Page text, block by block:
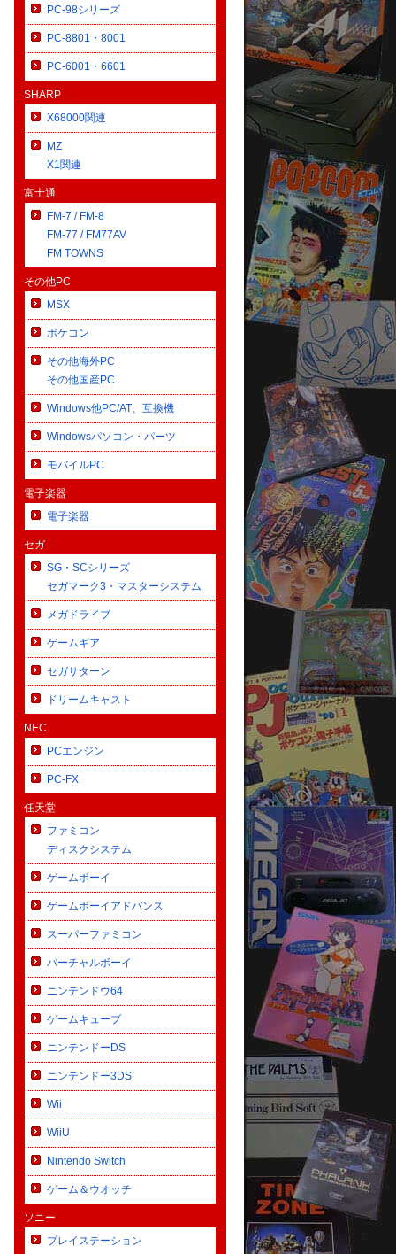
PC-98シリーズ
PC-8801・8001
PC-6001・6601
SHARP
X68000関連
MZ
X1関連
富士通
FM-7 / FM-8
FM-77 / FM77AV
FM TOWNS
その他PC
MSX
ポケコン
その他海外PC
その他国産PC
Windows他PC/AT、互換機
Windowsパソコン・パーツ
モバイルPC
電子楽器
電子楽器
セガ
SG・SCシリーズ
セガマーク3・マスターシステム
メガドライブ
ゲームギア
セガサターン
ドリームキャスト
NEC
PCエンジン
PC-FX
任天堂
ファミコン
ディスクシステム
ゲームボーイ
ゲームボーイアドバンス
スーパーファミコン
バーチャルボーイ
ニンテンドウ64
ゲームキューブ
ニンテンドーDS
ニンテンドー3DS
Wii
WiiU
Nintendo Switch
ゲーム＆ウオッチ
ソニー
プレイステーション